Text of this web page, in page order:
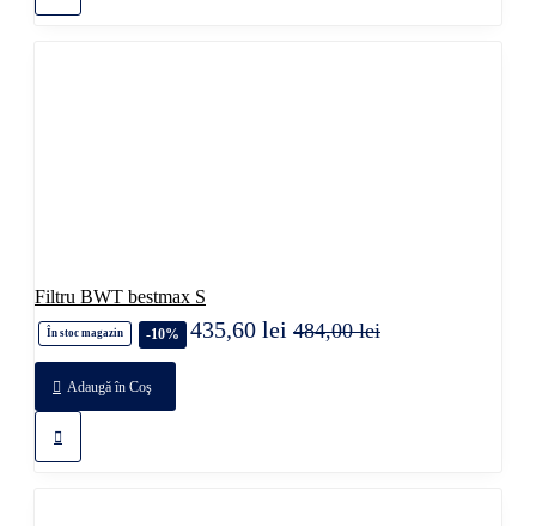
Filtru BWT bestmax S
În stoc magazin -10% 435,60 lei 484,00 lei
Adaugă în Coş